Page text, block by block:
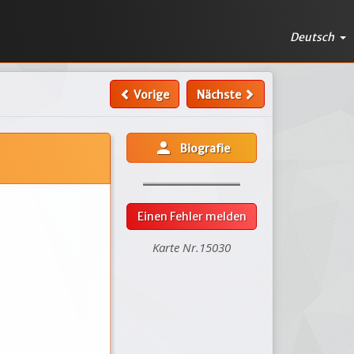
Deutsch
Vorige Nächste
person Biografie
Einen Fehler melden
Karte Nr.15030